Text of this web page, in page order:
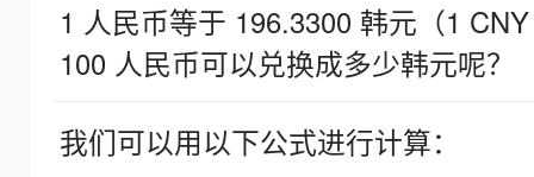
1 人民币等于 196.3300 韩元（1
100 人民币可以兑换成多少韩元呢？
我们可以用以下公式进行计算：